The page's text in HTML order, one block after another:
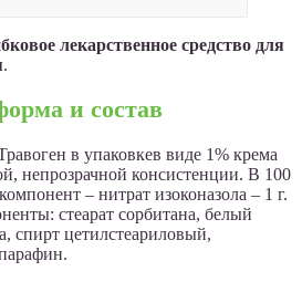
лекарственное средство для
.
и состав
в виде 1% крема
непрозрачной консистенции. В 100
– нитрат изоконазола – 1 г.
стеарат сорбитана, белый
спирт цетилстеариловый,